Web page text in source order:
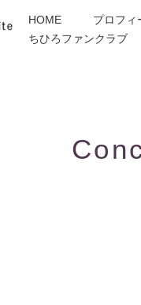
HOME プロフィ
ちひろファンクラブ